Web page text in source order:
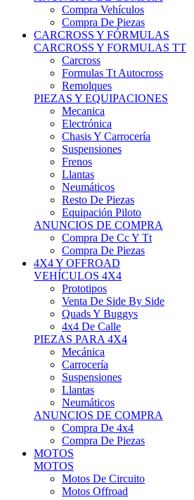
Compra De Piezas
CARCROSS Y FÓRMULAS
CARCROSS Y FORMULAS TT
Carcross
Formulas Tt Autocross
Remolques
PIEZAS Y EQUIPACIONES
Mecanica
Electrónica
Chasis Y Carrocería
Suspensiones
Frenos
Llantas
Neumáticos
Resto De Piezas
Equipación Piloto
ANUNCIOS DE COMPRA
Compra De Cc Y Tt
Compra De Piezas
4X4 Y OFFROAD
VEHÍCULOS 4X4
Prototipos
Venta De Side By Side
Quads Y Buggys
4x4 De Calle
PIEZAS PARA 4X4
Mecánica
Carrocería
Suspensiones
Llantas
Neumáticos
ANUNCIOS DE COMPRA
Compra De 4x4
Compra De Piezas
MOTOS
MOTOS
Motos De Circuito
Motos Offroad
Motos R